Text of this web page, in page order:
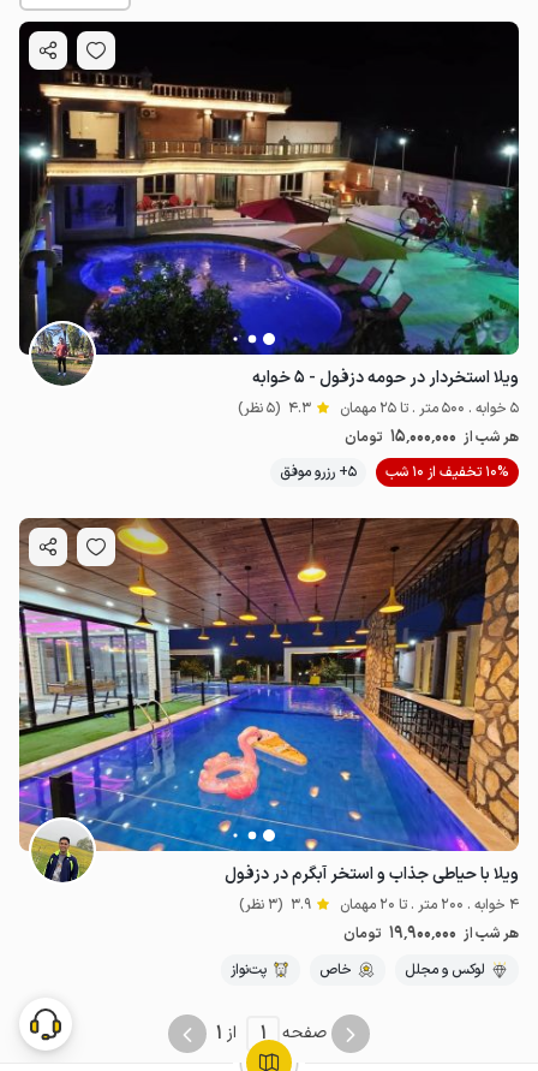
15میلیون ت 4.3
ویلا استخردار در حومه دزفول - ۵ خوابه
5 خوابه . 500 متر . تا 25 مهمان 4.3 (5 نظر)
هر شب از 15٬000٬000 تومان
10% تخفیف از 10 شب
5+ رزرو موفق
ویلا با حیاطی جذاب و استخر آبگرم در دزفول
4 خوابه . 200 متر . تا 20 مهمان 3.9 (3 نظر)
هر شب از 19٬900٬000 تومان
لوکس و مجلل
خاص پت‌نواز
صفحه 1 از 1